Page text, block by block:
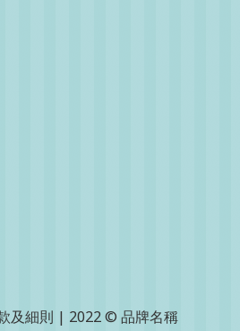
及細則 | 2022 © 品牌名稱